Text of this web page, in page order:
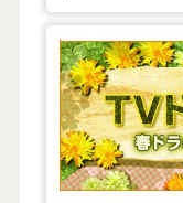
【2026年春